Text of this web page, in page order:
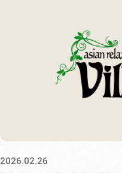
2026.02.26